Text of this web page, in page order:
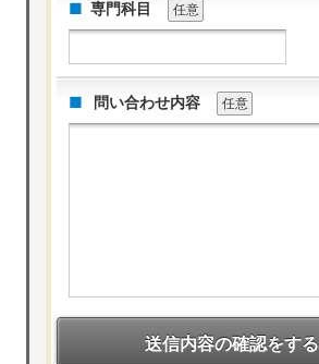
専門科目 任意
問い合わせ内容 任意
送信内容の確認をする